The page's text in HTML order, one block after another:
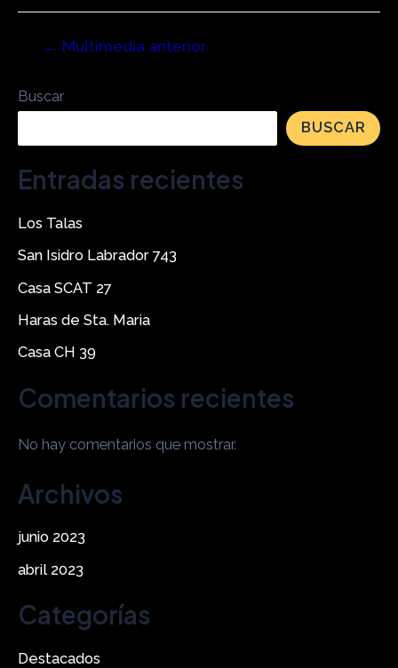
← Multimedia anterior
Buscar
BUSCAR
Entradas recientes
Los Talas
San Isidro Labrador 743
Casa SCAT 27
Haras de Sta. Maria
Casa CH 39
Comentarios recientes
No hay comentarios que mostrar.
Archivos
junio 2023
abril 2023
Categorías
Destacados